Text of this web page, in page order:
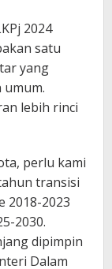
2024
satu
yang
lebih rinci
perlu kami
transisi
2018-2023
2030.
dipimpin
Dalam